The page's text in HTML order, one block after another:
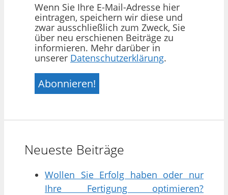
Wenn Sie Ihre E-Mail-Adresse hier
eintragen, speichern wir diese und
zwar ausschließlich zum Zweck, Sie
über neu erschienen Beiträge zu
informieren. Mehr darüber in
unserer Datenschutzerklärung.
Neueste Beiträge
Wollen Sie Erfolg haben oder nur
Ihre Fertigung optimieren?